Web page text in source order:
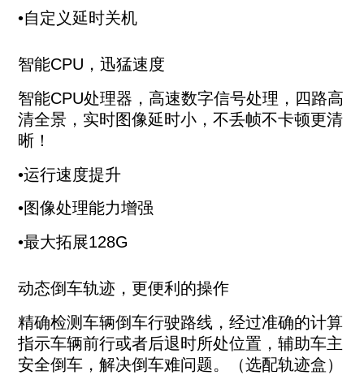
•自定义延时关机
智能CPU，迅猛速度
智能CPU处理器，高速数字信号处理，四路高
清全景，实时图像延时小，不丢帧不卡顿更清
晰！
•运行速度提升
•图像处理能力增强
•最大拓展128G
动态倒车轨迹，更便利的操作
精确检测车辆倒车行驶路线，经过准确的计算
指示车辆前行或者后退时所处位置，辅助车主
安全倒车，解决倒车难问题。（选配轨迹盒）